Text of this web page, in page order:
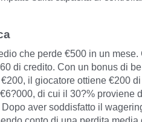
che perde €500 in un mese.
di credito. Con un bonus di
il giocatore ottiene €200
di cui il 30?% proviene
aver soddisfatto il